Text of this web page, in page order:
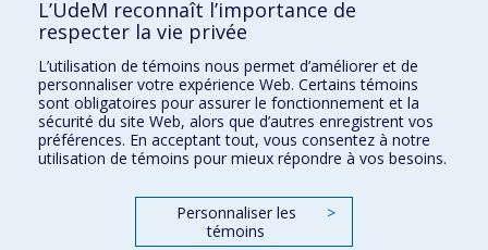
Qui fait quoi?
Nous trouver
Plan du site
Accessibilité
L’UdeM reconnaît l’importance de
respecter la vie privée
L’utilisation de témoins nous permet d’améliorer et de
personnaliser votre expérience Web. Certains témoins
sont obligatoires pour assurer le fonctionnement et la
sécurité du site Web, alors que d’autres enregistrent vos
préférences. En acceptant tout, vous consentez à notre
utilisation de témoins pour mieux répondre à vos besoins.
Personnaliser les
témoins
>